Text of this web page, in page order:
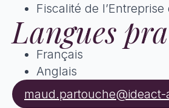
Fiscalité de
Langues
Français
Anglais